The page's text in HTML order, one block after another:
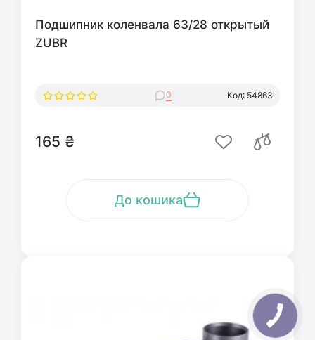
Подшипник коленвала 63/28 открытый
ZUBR
0 Код: 54863
165 ₴
До кошика